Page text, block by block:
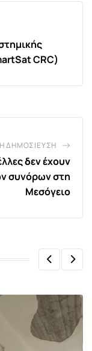
CRC)
ΔΗΜΟΣΊΕΥΣΗ
δεν έχουν
συνόρων στη
Μεσόγειο